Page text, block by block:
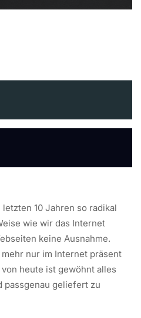
10 Jahren so radikal
wie wir das Internet
keine Ausnahme.
nur im Internet präsent
heute ist gewöhnt alles
geliefert zu